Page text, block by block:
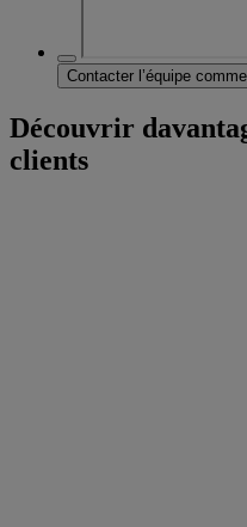
Contacter l’équipe
Découvrir
clients